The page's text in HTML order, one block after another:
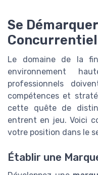
Se
Concurrentiel
Le domaine de la
environnement
professionnels
compétences et
cette quête de
entrent en jeu. Voici
votre position dans le
Établir une